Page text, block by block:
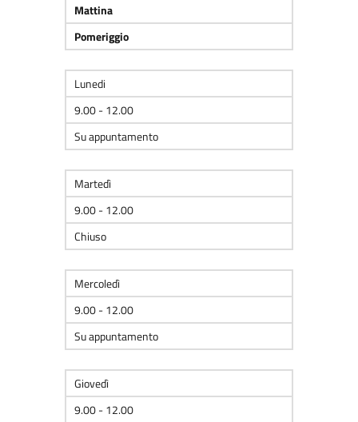
Mattina
Pomeriggio
Lunedi
9.00 - 12.00
Su appuntamento
Martedì
9.00 - 12.00
Chiuso
Mercoledì
9.00 - 12.00
Su appuntamento
Giovedì
9.00 - 12.00